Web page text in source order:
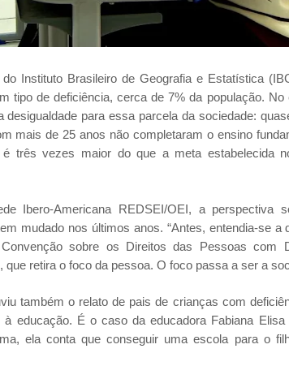
Instituto Brasileiro de Geografia e Estatística
tipo de deficiência, cerca de 7% da população. No
desigualdade para essa parcela da sociedade:
mais de 25 anos não completaram o ensino
é três vezes maior do que a meta estabelecida
Ibero-Americana REDSEI/OEI, a perspectiva
mudado nos últimos anos. “Antes, entendia-se a
sobre os Direitos das Pessoas com
retira o foco da pessoa. O foco passa a ser a
também o relato de pais de crianças com
à educação. É o caso da educadora Fabiana
ela conta que conseguir uma escola para o